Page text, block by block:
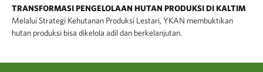
TRANSFORMASI PENGELOLAAN HUTAN PRODUKSI DI KALTIM
Melalui Strategi Kehutanan Produksi Lestari, YKAN membuktikan
hutan produksi bisa dikelola adil dan berkelanjutan.